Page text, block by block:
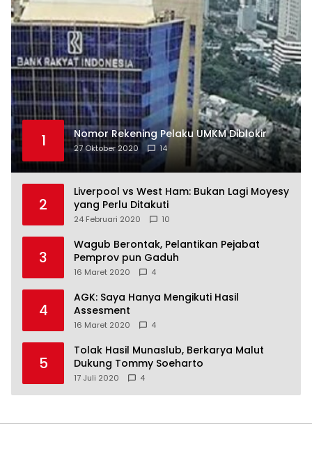
1 Nomor Rekening Pelaku UMKM Diblokir
27 Oktober 2020 14
2
Liverpool vs West Ham: Bukan Lagi Moyesy
yang Perlu Ditakuti
24 Februari 2020 10
3
Wagub Berontak, Pelantikan Pejabat
Pemprov pun Gaduh
16 Maret 2020 4
4
AGK: Saya Hanya Mengikuti Hasil
Assesment
16 Maret 2020 4
5
Tolak Hasil Munaslub, Berkarya Malut
Dukung Tommy Soeharto
17 Juli 2020 4